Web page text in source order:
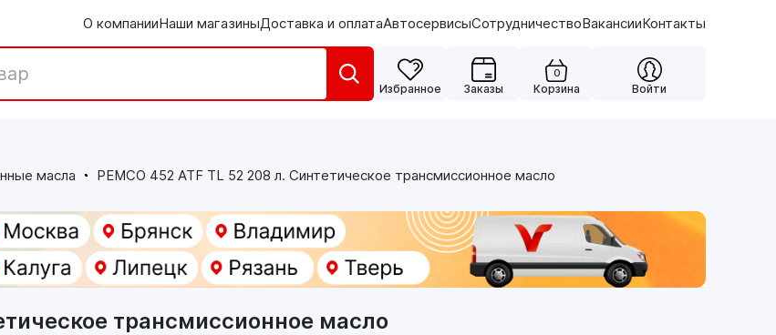
О компанииНаши магазиныДоставка и оплатаАвтосервисыСотрудничествоВакансииКонтакты
Избранное Заказы
0
Корзина Войти
масла PEMCO 452 ATF TL 52 208 л. Синтетическое трансмиссионное масло
трансмиссионное масло